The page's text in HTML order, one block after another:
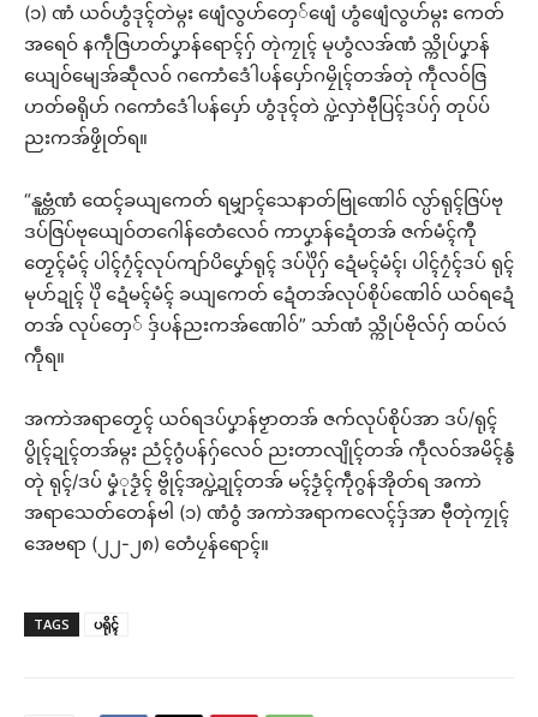
(၁) ဏံ ယဝ်ဟွံဒုၚ်တဲမ္ဂး ဖျေံလွဟ်တှေ်ဖျေံ ဟွံဖျေံလွဟ်မ္ဂး ကေတ်
အရေဝ် နကဵုဇြဟတ်ပၞာန်ရောၚ်ဂှ် တုဲကၠုၚ် မုဟွံလအ်ဏံ သ္ကိုပ်ပၞာန်
ယျေဝ်မျေအ်ဆဵုလဝ် ဂကောံဒေံါပန်ပှော်ဂမၠိုၚ်တအ်တုဲ ကဵုလဝ်ဇြ
ဟတ်ဓရိုဟ် ဂကောံဒေံါပန်ပှော် ဟွံဒုၚ်တဲ ပ္ဍဲလှာဲဗီုပြၚ်ဒပ်ဂှ် တုပ်ပ်
ညးကအ်ဖၟိုတ်ရ။
“နူဗ္တံဏံ ထေၚ်ခယျကေတ် ရမျှာၚ်သေနာတ်ဗြုဏေါဝ် လ္ပာ်ရုၚ်ဇြပ်ဗု
ဒပ်ဇြပ်ဗုယျေဝ်တဂေါန်တေံလေဝ် ကာပၞာန်ဍေံတအ် ဇက်မံၚ်ကီု
တၟေၚ်မံၚ် ပါၚ်ဂၠံၚ်လုပ်ကျာ်ပိပၞော်ရုၚ် ဒပ်ပိုဲဂှ် ဍေံမၚ်မံၚ်၊ ပါၚ်ဂၠံၚ်ဒပ် ရုၚ်
မုဟ်ဍုၚ် ပိုဲ ဍေံမၚ်မံၚ် ခယျကေတ် ဍေံတအ်လုပ်စိုပ်ဏေါဝ် ယဝ်ရဍေံ
တအ် လုပ်တှေ် ဒှ်ပန်ညးကအ်ဏေါဝ်” သာ်ဏံ သ္ကိုပ်ဗိုလ်ဂှ် ထပ်လဴ
ကဵုရ။
အကာဲအရာတၟေၚ် ယဝ်ရဒပ်ပၞာန်ဗၟာတအ် ဇက်လုပ်စိုပ်အာ ဒပ်/ရုၚ်
ပွိုၚ်ဍုၚ်တအ်မ္ဂး ညံၚ်ဂွံပန်ဂှ်လေဝ် ညးတာလျိုၚ်တအ် ကဵုလဝ်အမိၚ်နွံ
တုဲ ရုၚ်/ဒပ် မၞံုဒၟံၚ် ဗွိုၚ်အပ္ဍဲဍုၚ်တအ် မၚ်ဒၟံၚ်ကဵုဂွန်အိုတ်ရ အကာဲ
အရာသေတ်တေန်ဗါ (၁) ဏံဝွံ အကာဲအရာကလေၚ်ဒှ်အာ ဗီုတုဲကၠုၚ်
အေဗရာ (၂၂-၂၈) တေံပၠန်ရောၚ်။
TAGS ပရိုၚ်